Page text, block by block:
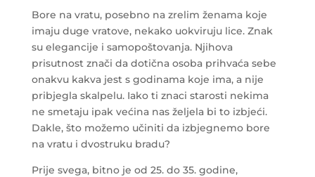
Bore na vratu, posebno na zrelim ženama koje
imaju duge vratove, nekako uokviruju lice. Znak
su elegancije i samopoštovanja. Njihova
prisutnost znači da dotična osoba prihvaća sebe
onakvu kakva jest s godinama koje ima, a nije
pribjegla skalpelu. Iako ti znaci starosti nekima
ne smetaju ipak većina nas željela bi to izbjeći.
Dakle, što možemo učiniti da izbjegnemo bore
na vratu i dvostruku bradu?
Prije svega, bitno je od 25. do 35. godine,